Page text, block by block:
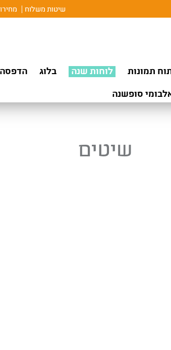
שיטות משלוח
תמונות לוחות שנה בלוג הדפסה
סופשנה
שיטים